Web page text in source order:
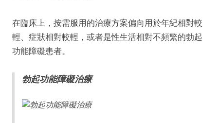
在臨床上，按需服用的治療方案偏向用於年紀相對較
輕、症狀相對較輕，或者是性生活相對不頻繁的勃起
功能障礙患者。
勃起功能障礙治療